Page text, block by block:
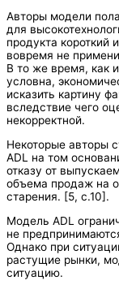
Авторы модели
для
продукта короткий
вовремя не
В то же время, как
условна,
исказить картину
вследствие чего
некорректной.
Некоторые авторы
ADL на том
отказу от
объема продаж на
старения. [5, с.10].
Модель ADL
не
Однако при
растущие рынки,
ситуацию.